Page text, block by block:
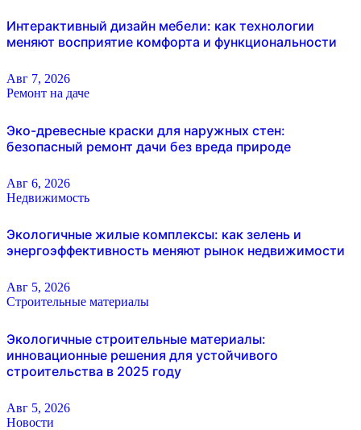
Интерактивный дизайн мебели: как технологии
меняют восприятие комфорта и функциональности
Авг 7, 2026
Ремонт на даче
Эко-древесные краски для наружных стен:
безопасный ремонт дачи без вреда природе
Авг 6, 2026
Недвижимость
Экологичные жилые комплексы: как зелень и
энергоэффективность меняют рынок недвижимости
Авг 5, 2026
Строительные материалы
Экологичные строительные материалы:
инновационные решения для устойчивого
строительства в 2025 году
Авг 5, 2026
Новости